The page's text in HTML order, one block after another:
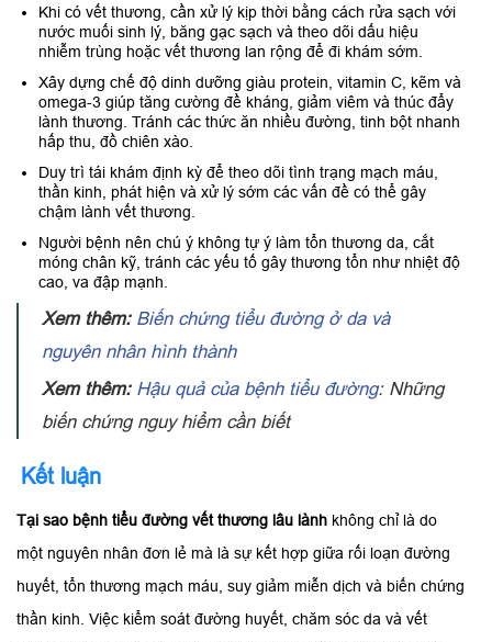
Khi có vết thương, cần xử lý kịp thời bằng cách rửa sạch với
nước muối sinh lý, băng gạc sạch và theo dõi dấu hiệu
nhiễm trùng hoặc vết thương lan rộng để đi khám sớm.
Xây dựng chế độ dinh dưỡng giàu protein, vitamin C, kẽm và
omega-3 giúp tăng cường đề kháng, giảm viêm và thúc đẩy
lành thương. Tránh các thức ăn nhiều đường, tinh bột nhanh
hấp thu, đồ chiên xào.
Duy trì tái khám định kỳ để theo dõi tình trạng mạch máu,
thần kinh, phát hiện và xử lý sớm các vấn đề có thể gây
chậm lành vết thương.
Người bệnh nên chú ý không tự ý làm tổn thương da, cắt
móng chân kỹ, tránh các yếu tố gây thương tổn như nhiệt độ
cao, va đập mạnh.
Xem thêm: Biến chứng tiểu đường ở da và
nguyên nhân hình thành
Xem thêm: Hậu quả của bệnh tiểu đường: Những
biến chứng nguy hiểm cần biết
Kết luận
Tại sao bệnh tiểu đường vết thương lâu lành không chỉ là do
một nguyên nhân đơn lẻ mà là sự kết hợp giữa rối loạn đường
huyết, tổn thương mạch máu, suy giảm miễn dịch và biến chứng
thần kinh. Việc kiểm soát đường huyết, chăm sóc da và vết